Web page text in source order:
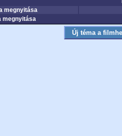
megnyitása
megnyitása